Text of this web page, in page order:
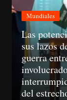
Mundiales
A partir
no